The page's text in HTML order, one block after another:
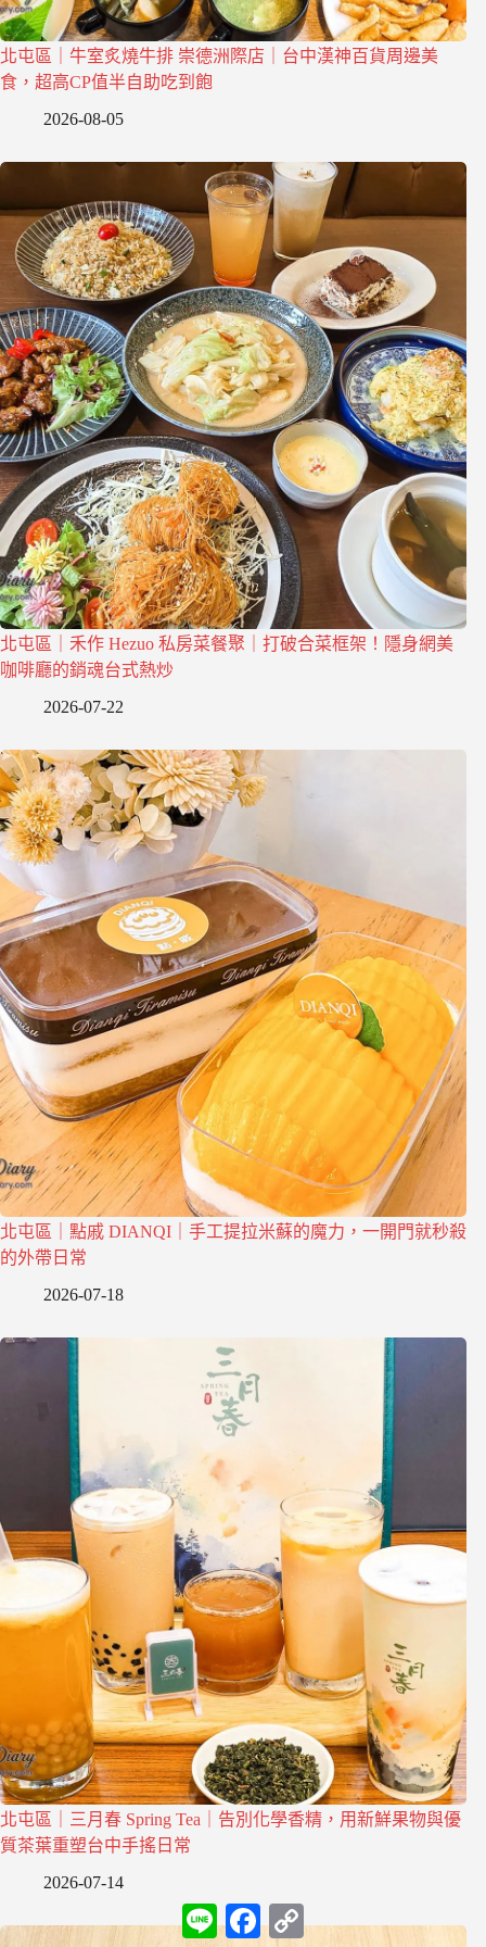
北屯區｜牛室炙燒牛排 崇德洲際店｜台中漢神百貨周邊美
食，超高CP值半自助吃到飽
2026-08-05
北屯區｜禾作 Hezuo 私房菜餐聚｜打破合菜框架！隱身網美
咖啡廳的銷魂台式熱炒
2026-07-22
北屯區｜點戚 DIANQI｜手工提拉米蘇的魔力，一開門就秒殺
的外帶日常
2026-07-18
北屯區｜三月春 Spring Tea｜告別化學香精，用新鮮果物與優
質茶葉重塑台中手搖日常
2026-07-14
L
i
F
a
o